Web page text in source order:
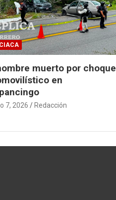
muerto por choque
en
7, 2026 Redacción